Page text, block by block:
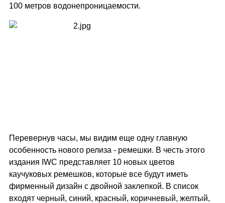
100 метров водонепроницаемости.
Перевернув часы, мы видим еще одну главную
особенность нового релиза - ремешки. В честь этого
издания IWC представляет 10 новых цветов
каучуковых ремешков, которые все будут иметь
фирменный дизайн с двойной заклепкой. В список
входят черный, синий, красный, коричневый, желтый,